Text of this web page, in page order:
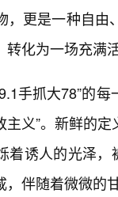
，更是一种自
转化为一场充满
手抓大78”的
主义”。新鲜的
着诱人的光泽
，伴随着微微的